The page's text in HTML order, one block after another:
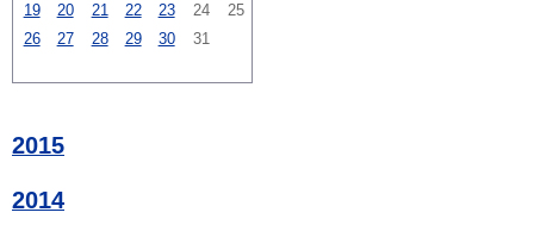
19
20 21 22 23 24
25
26
27 28 29 30 31
2015
2014